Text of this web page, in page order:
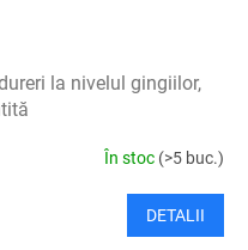
la nivelul gingiilor,
În stoc (>5 buc.)
DETALII